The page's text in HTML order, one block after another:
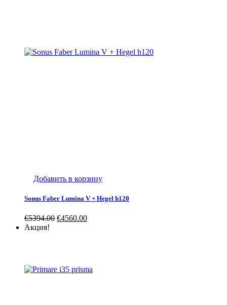
Добавить в корзину
Sonus Faber Lumina V + Hegel h120
€5394.00 €4560.00
Акция!